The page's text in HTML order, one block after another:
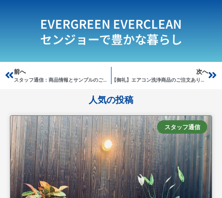
EVERGREEN EVERCLEAN
センジョーで豊かな暮らし
Prev
前へ
スタッフ通信：商品情報とサンプルのご案内
次へ
【御礼】エアコン洗浄商品のご注文ありがとうございます！
人気の投稿
スタッフ通信